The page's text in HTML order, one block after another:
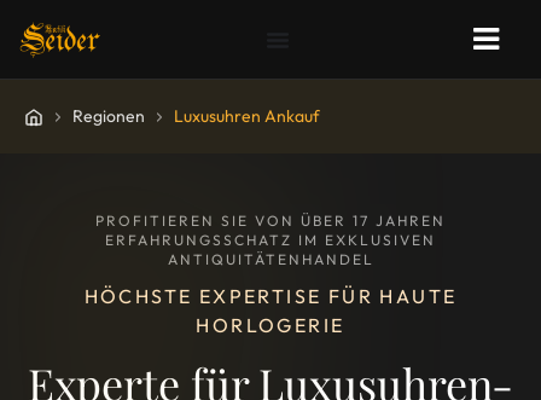
Regionen Luxusuhren Ankauf
PROFITIEREN SIE VON ÜBER 17 JAHREN
ERFAHRUNGSSCHATZ IM EXKLUSIVEN
ANTIQUITÄTENHANDEL
HÖCHSTE EXPERTISE FÜR HAUTE
HORLOGERIE
Experte für Luxusuhren-